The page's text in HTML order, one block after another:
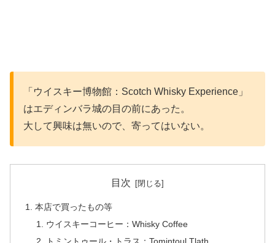
「ウイスキー博物館：Scotch Whisky Experience」
はエディンバラ城の目の前にあった。
大して興味は無いので、寄ってはいない。
目次
本店で買ったもの等
ウイスキーコーヒー：Whisky Coffee